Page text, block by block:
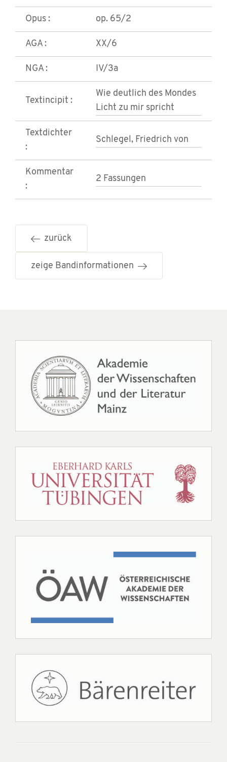
Opus : op. 65/2
AGA : XX/6
NGA : IV/3a
Textincipit :
Wie deutlich des Mondes
Licht zu mir spricht
Textdichter
:
Schlegel, Friedrich von
Kommentar
:
2 Fassungen
zurück
zeige Bandinformationen